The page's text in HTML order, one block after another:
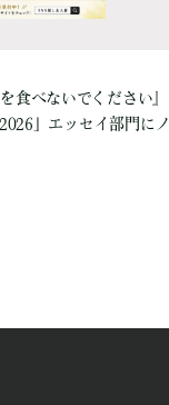
食べないでください』
」エッセイ部門にノ